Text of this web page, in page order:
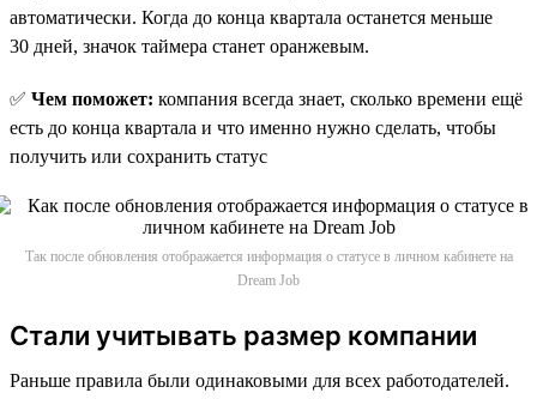
автоматически. Когда до конца квартала останется меньше
30 дней, значок таймера станет оранжевым.
✅ Чем поможет: компания всегда знает, сколько времени ещё
есть до конца квартала и что именно нужно сделать, чтобы
получить или сохранить статус
Так после обновления отображается информация о статусе в личном кабинете на
Dream Job
Стали учитывать размер компании
Раньше правила были одинаковыми для всех работодателей.